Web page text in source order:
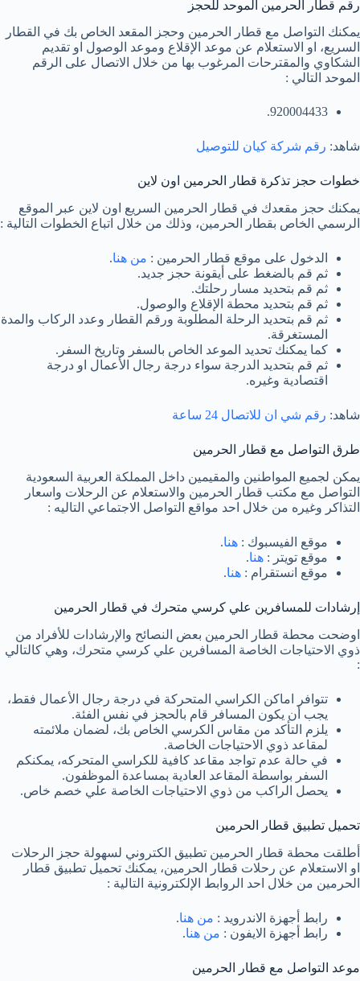
رقم قطار الحرمين الموحد للحجز
يمكنك التواصل مع قطار الحرمين وحجز المقعد الخاص بك في القطار
السريع، او الاستعلام عن موعد الإقلاع وموعد الوصول او تقديم
الشكاوي والمقترحات المرغوب بها من خلال الاتصال على الرقم
الموحد التالي :
920004433.
شاهد: رقم شركة كيان للتوصيل
خطوات حجز تذكرة قطار الحرمين اون لاين
يمكنك حجز مقعدك في قطار الحرمين السريع اون لاين عبر الموقع
الرسمي الخاص بقطار الحرمين، وذلك من خلال اتباع الخطوات التالية :
الدخول على موقع قطار الحرمين : من هنا.
ثم قم بالضغط على أيقونة حجز جديد.
ثم قم بتحديد مسار رحلتك.
ثم قم بتحديد محطة الإقلاع والوصول.
ثم قم بتحديد الرحلة المطلوبة ورقم القطار وعدد الركاب والمدة
المستغرقة.
كما يمكنك تحديد الموعد الخاص بالسفر وتاريخ السفر.
ثم قم بتحديد الدرجة سواء درجة رجال الأعمال او درجة
اقتصادية وغيره.
شاهد: رقم شي ان للاتصال 24 ساعة
طرق التواصل مع قطار الحرمين
يمكن لجميع المواطنين والمقيمين داخل المملكة العربية السعودية
التواصل مع مكتب قطار الحرمين والاستعلام عن الرحلات واسعار
التذاكر وغيره من خلال احد مواقع التواصل الاجتماعي التاليه :
موقع الفيسبوك : هنا.
موقع تويتر : هنا.
موقع انستقرام : هنا.
إرشادات للمسافرين علي كرسي متحرك في قطار الحرمين
اوضحت محطة قطار الحرمين بعض النصائح والإرشادات للأفراد من
ذوي الاحتياجات الخاصة المسافرين علي كرسي متحرك، وهي كالتالي
:
تتوافر اماكن الكراسي المتحركة في درجة رجال الأعمال فقط،
يجب أن يكون المسافر قام بالحجز في نفس الفئة.
يلزم التأكد من مقاس الكرسي الخاص بك، لضمان ملائمته
لمقاعد ذوي الاحتياجات الخاصة.
في حالة عدم تواجد مقاعد كافية للكراسي المتحركه، يمكنكم
السفر بواسطة المقاعد العادية بمساعدة الموظفون.
يحصل الراكب من ذوي الاحتياجات الخاصة علي خصم خاص.
تحميل تطبيق قطار الحرمين
أطلقت محطة قطار الحرمين تطبيق الكتروني لسهولة حجز الرحلات
او الاستعلام عن رحلات قطار الحرمين، يمكنك تحميل تطبيق قطار
الحرمين من خلال احد الروابط الإلكترونية التالية :
رابط أجهزة الاندرويد : من هنا.
رابط أجهزة الايفون : من هنا.
موعد التواصل مع قطار الحرمين